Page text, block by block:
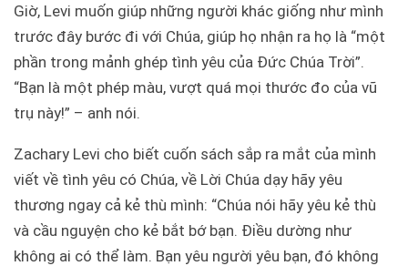
Giờ, Levi muốn giúp những người khác giống như mình
trước đây bước đi với Chúa, giúp họ nhận ra họ là “một
phần trong mảnh ghép tình yêu của Đức Chúa Trời”.
“Bạn là một phép màu, vượt quá mọi thước đo của vũ
trụ này!” – anh nói.
Zachary Levi cho biết cuốn sách sắp ra mắt của mình
viết về tình yêu có Chúa, về Lời Chúa dạy hãy yêu
thương ngay cả kẻ thù mình: “Chúa nói hãy yêu kẻ thù
và cầu nguyện cho kẻ bắt bớ bạn. Điều dường như
không ai có thể làm. Bạn yêu người yêu bạn, đó không